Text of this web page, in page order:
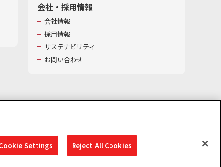
会社・採用情報
会社情報
採用情報
サステナビリティ
お問い合わせ
Settings Reject All Cookies